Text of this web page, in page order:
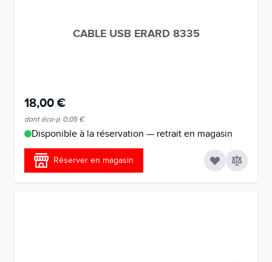
CABLE USB ERARD 8335
18,00 €
dont éco-p 0,05 €
Disponible à la réservation — retrait en magasin
Réserver en magasin